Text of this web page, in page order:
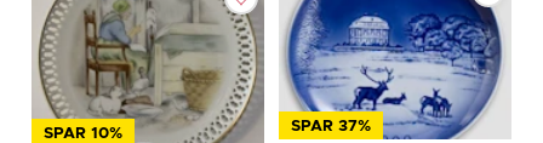
SPAR 10% SPAR 37%